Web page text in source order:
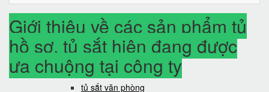
Giới thiệu về các sản phẩm tủ
hồ sơ, tủ sắt hiện đang được
ưa chuộng tại công ty
tủ sắt văn phòng